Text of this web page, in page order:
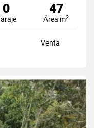
0 47
Área m2
Venta